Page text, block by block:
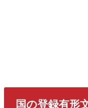
国の登録有形